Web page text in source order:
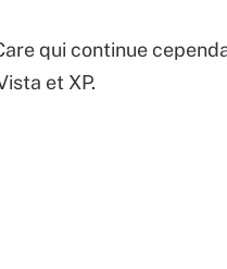
qui continue
et XP.